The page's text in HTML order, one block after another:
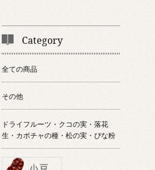
Category
全ての商品
その他
ドライフルーツ・クコの実・落花
生・カボチャの種・松の実・ぴな粉